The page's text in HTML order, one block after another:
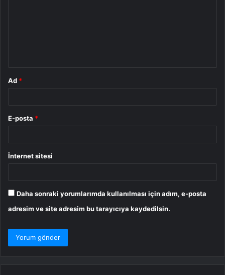
Ad *
E-posta *
İnternet sitesi
Daha sonraki yorumlarımda kullanılması için adım, e-posta
adresim ve site adresim bu tarayıcıya kaydedilsin.